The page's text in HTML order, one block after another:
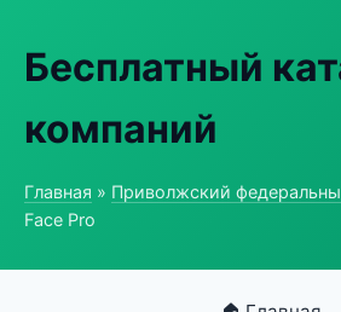
Бесплатный
компаний
Главная » Приволжский
Face Pro